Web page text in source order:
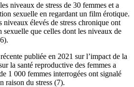
niveaux de stress de 30 femmes et a
sexuelle en regardant un film érotique.
niveaux élevés de stress chronique ont
sexuelle que celles dont les niveaux de
publiée en 2021 sur l’impact de la
la santé reproductive des femmes a
1 000 femmes interrogées ont signalé
raison du stress (7).